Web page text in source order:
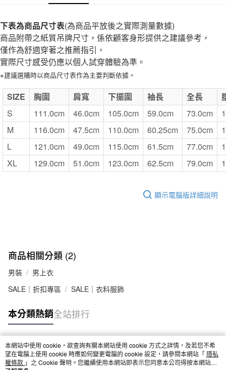
付款後7-11取貨
每筆NT$65，滿NT$1,000(含以上)免運費
宅配
每筆NT$150，滿NT$2,000(含以上)免運費
無印良品門市自取
免運費
下表為商品尺寸表(為商品平放後之實際測量數據)
商品附帶之紙質吊牌尺寸，係依顧客身形提供之建議參考，
僅作為舒適穿著之推薦指引，
實際尺寸感受仍應以個人試穿體驗為準。
※建議選購時以商品尺寸表作為主要判斷依據。
SIZE 胸圍 肩寬 下擺圍 袖長 全長
S
111.0cm 46.0cm 105.0cm 59.0cm 73.0cm
M
116.0cm 47.5cm 110.0cm 60.25cm 75.0cm
L
121.0cm 49.0cm 115.0cm 61.5cm 77.0cm
XL
129.0cm 51.0cm 123.0cm 62.5cm 79.0cm
顯示電腦版詳細說明
商品相關分類 (2)
男裝
男上衣
SALE｜折扣專區
SALE｜衣料服飾
本分類熱銷全站排行
熱門標籤
本網站中使用 cookie，欲查詢有關本網站使用 cookie 方式之詳情，及若您不希
望在電腦上使用 cookie 時應如何變更電腦的 cookie 設定，請參閱本網站「 隱私
權條款 」之 Cookie 聲明。您繼續使用本網站即表示您同意本公司得按本網站使